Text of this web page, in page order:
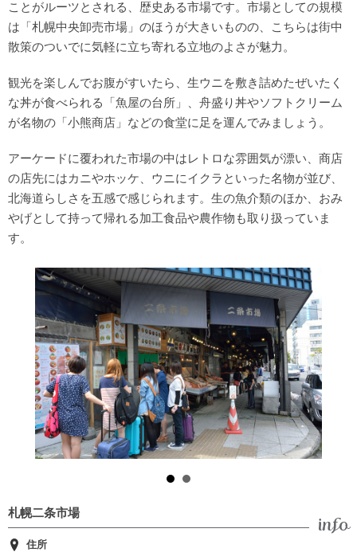
ことがルーツとされる、歴史ある市場です。市場としての規模
は「札幌中央卸売市場」のほうが大きいものの、こちらは街中
散策のついでに気軽に立ち寄れる立地のよさが魅力。
観光を楽しんでお腹がすいたら、生ウニを敷き詰めたぜいたく
な丼が食べられる「魚屋の台所」、舟盛り丼やソフトクリーム
が名物の「小熊商店」などの食堂に足を運んでみましょう。
アーケードに覆われた市場の中はレトロな雰囲気が漂い、商店
の店先にはカニやホッケ、ウニにイクラといった名物が並び、
北海道らしさを五感で感じられます。生の魚介類のほか、おみ
やげとして持って帰れる加工食品や農作物も取り扱っていま
す。
札幌二条市場
住所